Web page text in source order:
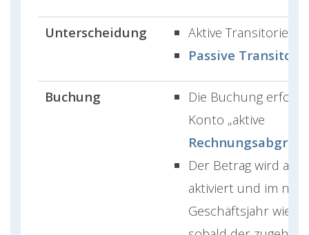
Unterscheidung
Aktive Transitorien
Passive
Buchung
Die Buchung erfolgt
Konto „aktive
Der Betrag wird am
aktiviert und im
Geschäftsjahr